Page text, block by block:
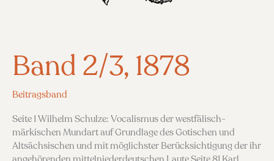
Band 2/3, 1878
Beitragsband
Seite 1 Wilhelm Schulze: Vocalismus der westfälisch-
märkischen Mundart auf Grundlage des Gotischen und
Altsächsischen und mit möglichster Berücksichtigung der ihr